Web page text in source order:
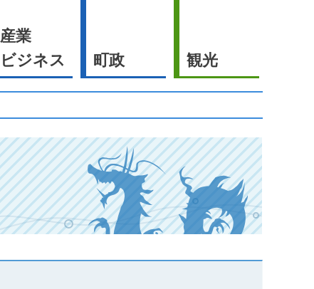
産業
ビジネス
町政 観光